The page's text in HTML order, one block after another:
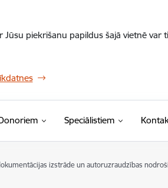
piekrišanu papildus šajā vietnē
Speciālistiem
izstrāde un autoruzraudzības